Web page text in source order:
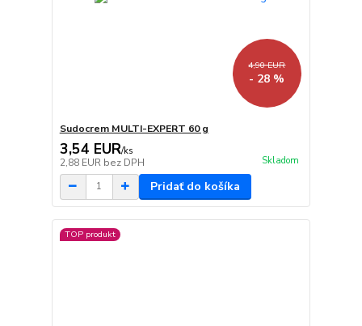
4,90 EUR
- 28 %
Sudocrem MULTI-EXPERT 60 g
3,54 EUR/ks
2,88 EUR bez DPH Skladom
Pridať do košíka
TOP produkt